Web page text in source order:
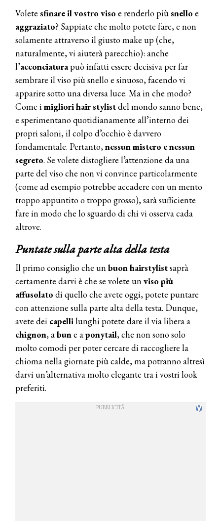
Volete sfinare il vostro viso e renderlo piùsnello e
aggraziato? Sappiate che molto potete fare, e non
solamente attraverso il giusto make up (che,
naturalmente, vi aiuterà parecchio): anche
l’acconciaturapuò infatti essere decisiva per far
sembrare il viso più snello e sinuoso, facendo vi
apparire sotto una diversa luce. Ma in che modo?
Come imigliori hair stylistdel mondo sanno bene,
e sperimentano quotidianamente all’interno dei
propri saloni, il colpo d’occhio è davvero
fondamentale. Pertanto,nessun mistero e nessun
segreto. Se volete distogliere l’attenzione da una
parte del viso che non vi convince particolarmente
(come ad esempio potrebbe accadere con un mento
troppo appuntito o troppo grosso), sarà sufficiente
fare in modo che lo sguardo di chi vi osserva cada
altrove.
Puntate sulla parte alta della testa
Il primo consiglio che unbuon hairstylistsaprà
certamente darvi è che se volete unviso più
affusolato di quello che avete oggi, potete puntare
con attenzione sulla parte alta della testa. Dunque,
avete dei capellilunghi potete dare il via libera a
chignon, abune aponytail, che non sono solo
molto comodi per poter cercare di raccogliere la
chioma nella giornate più calde, ma potranno altresì
darvi un’alternativa molto elegante tra i vostri look
preferiti.